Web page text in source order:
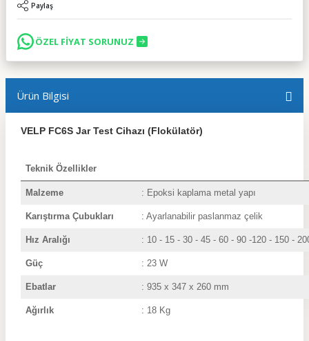
Paylaş
ÖZEL FİYAT SORUNUZ
Ürün Bilgisi
VELP FC6S Jar Test Cihazı (Flokülatör)
Teknik Özellikler
Malzeme : Epoksi
Karıştırma Çubukları : Ayarlanabilir paslanmaz çelik
Hız Aralığı : 10 - 15 - 30 - 45 - 60 - 90 -120 - 150 -
Güç : 23 W
Ebatlar : 935 x 347 x 260 mm
Ağırlık : 18 Kg